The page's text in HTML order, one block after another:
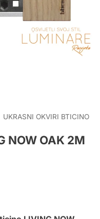
UKRASNI OKVIRI BTICINO
NOW OAK 2M